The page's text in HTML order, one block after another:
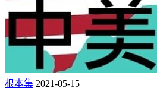
根本集 2021-05-15